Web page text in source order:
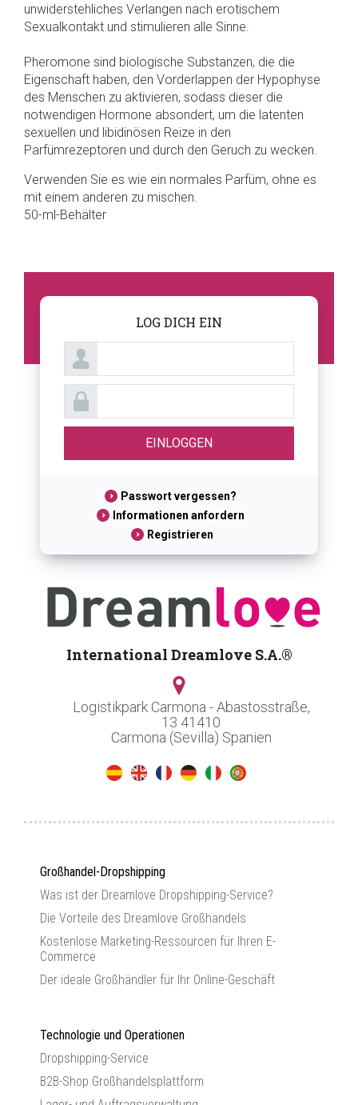
unwiderstehliches Verlangen nach erotischem
Sexualkontakt und stimulieren alle Sinne.
Pheromone sind biologische Substanzen, die die
Eigenschaft haben, den Vorderlappen der Hypophyse
des Menschen zu aktivieren, sodass dieser die
notwendigen Hormone absondert, um die latenten
sexuellen und libidinösen Reize in den
Parfümrezeptoren und durch den Geruch zu wecken.
Verwenden Sie es wie ein normales Parfüm, ohne es
mit einem anderen zu mischen.
50-ml-Behälter
LOG DICH EIN
Passwort vergessen?
Informationen anfordern
Registrieren
International Dreamlove S.A.®
Logistikpark Carmona - Abastosstraße,
13 41410
Carmona (Sevilla) Spanien
Großhandel-Dropshipping
Was ist der Dreamlove Dropshipping-Service?
Die Vorteile des Dreamlove Großhandels
Kostenlose Marketing-Ressourcen für Ihren E-
Commerce
Der ideale Großhändler für Ihr Online-Geschäft
Technologie und Operationen
Dropshipping-Service
B2B-Shop Großhandelsplattform